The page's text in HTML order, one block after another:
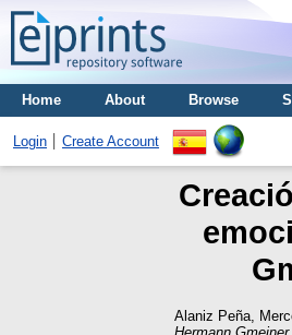
Home About Browse
Login Create Account
Alaniz Peña,